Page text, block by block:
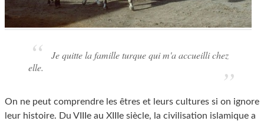
Je quitte la famille turque qui m'a accueilli chez
elle.
On ne peut comprendre les êtres et leurs cultures si on ignore
leur histoire. Du VIIIe au XIIIe siècle, la civilisation islamique a